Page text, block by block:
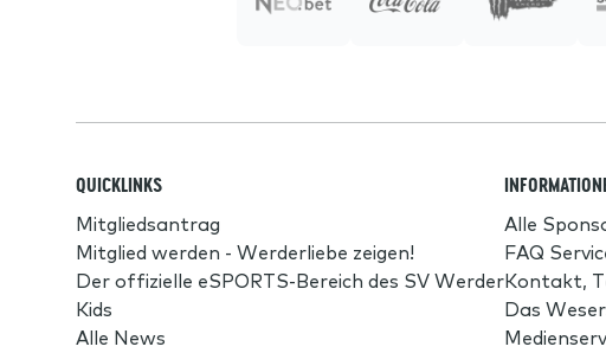
QUICKLINKS
Mitgliedsantrag
Mitglied werden - Werderliebe zeigen!
Der offizielle eSPORTS-Bereich des SV Werder
Kids
Alle News
Alle
FAQ
Kontakt,
Das